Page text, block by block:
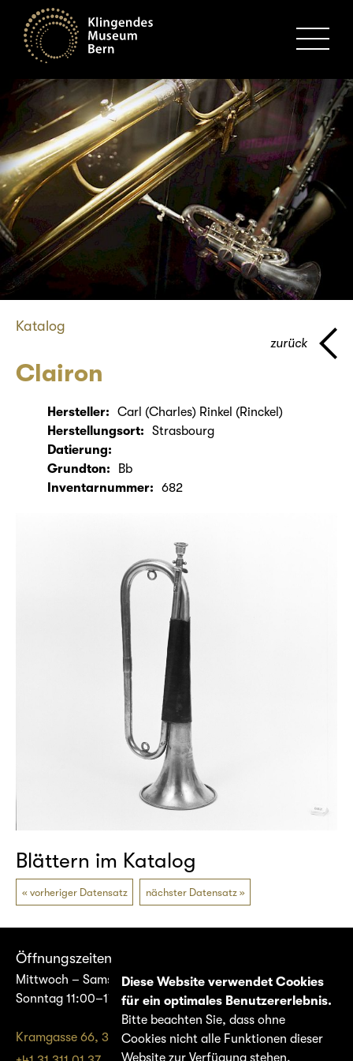
Katalog
Clairon
zurück
Hersteller:
Carl (Charles) Rinkel (Rinckel)
Herstellungsort:
Strasbourg
Datierung:
Grundton:
Bb
Inventarnummer:
682
Blättern im Katalog
vorheriger Datensatz nächster Datensatz
Öffnungszeiten
Mittwoch – Samstag 14:00–17:00
Sonntag 11:00–17:00
Kramgasse 66, 3011 Bern
Diese Website verwendet Cookies
für ein optimales Benutzererlebnis.
Bitte beachten Sie, dass ohne
Cookies nicht alle Funktionen dieser
Website zur Verfügung stehen.